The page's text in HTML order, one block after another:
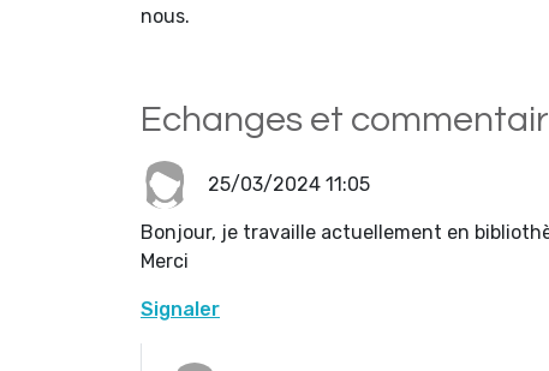
nous.
Echanges et
25/03/2024 11:05
Bonjour, je travaille actuellement en
Merci
Signaler